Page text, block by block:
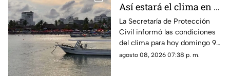
Así estará el clima en el
estado de Veracruz hoy
9 de agosto de 2026
La Secretaría de Protección
Civil informó las condiciones
del clima para hoy domingo 9
de agosto de 2026 en
agosto 08, 2026 07:38 p. m.